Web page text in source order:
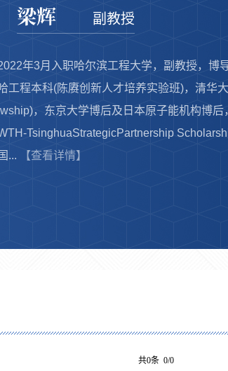
梁辉 副教授
年3月入职哈尔滨工程大学，副教授，博
工程本科(陈赓创新人才培养实验班)，清华
，东京大学博后及日本原子能机构博
TsinghuaStrategicPartnership
...
【查看详情】
共0条 0/0